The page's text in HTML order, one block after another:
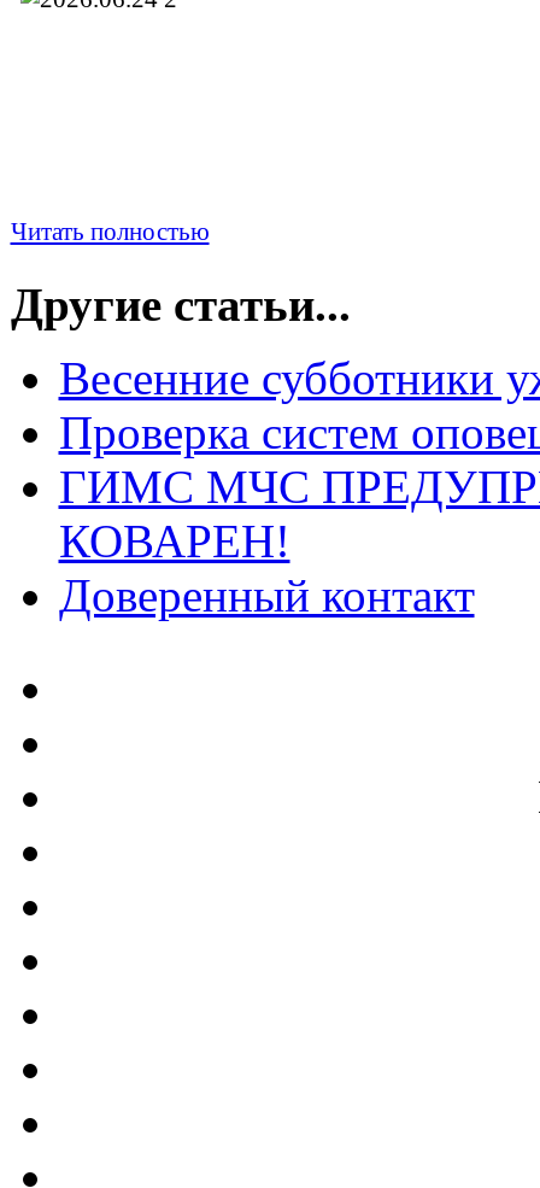
Читать полностью
Другие статьи...
Весенние субботники
Проверка систем
ГИМС МЧС
КОВАРЕН!
Доверенный контакт